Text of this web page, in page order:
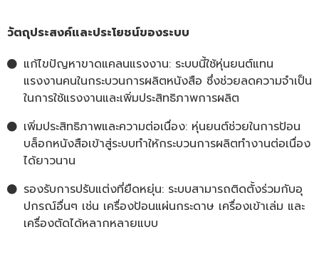
วัตถุประสงค์และประโยชน์ของระบบ
แก้ไขปัญหาขาดแคลนแรงงาน: ระบบนี้ใช้หุ่นยนต์แทน
แรงงานคนในกระบวนการผลิตหนังสือ ซึ่งช่วยลดความจำเป็น
ในการใช้แรงงานและเพิ่มประสิทธิภาพการผลิต
เพิ่มประสิทธิภาพและความต่อเนื่อง: หุ่นยนต์ช่วยในการป้อน
บล็อกหนังสือเข้าสู่ระบบทำให้กระบวนการผลิตทำงานต่อเนื่อง
ได้ยาวนาน
รองรับการปรับแต่งที่ยืดหยุ่น: ระบบสามารถติดตั้งร่วมกับอุ
ปกรณ์อื่นๆ เช่น เครื่องป้อนแผ่นกระดาษ เครื่องเข้าเล่ม และ
เครื่องตัดได้หลากหลายแบบ